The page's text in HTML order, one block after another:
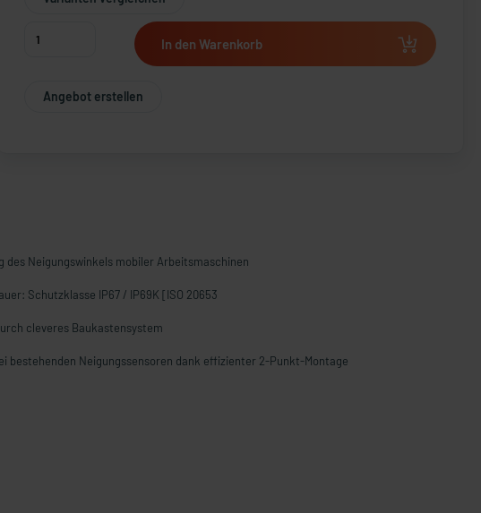
In den Warenkorb
Angebot erstellen
des Neigungswinkels mobiler Arbeitsmaschinen
Schutzklasse IP67 / IP69K [ISO 20653
cleveres Baukastensystem
bestehenden Neigungssensoren dank effizienter 2-Punkt-Montage